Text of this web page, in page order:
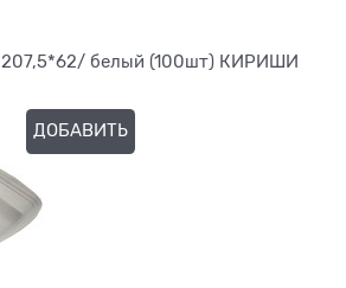
белый (100шт) КИРИШИ
ДОБАВИТЬ